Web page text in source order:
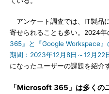
アンケート調査では、IT製品
寄せられることも多い。2024年
365』と『Google Workspace
期間：2023年12月8日～12月22
になったユーザーの課題を紹介
「Microsoft 365」は多くの